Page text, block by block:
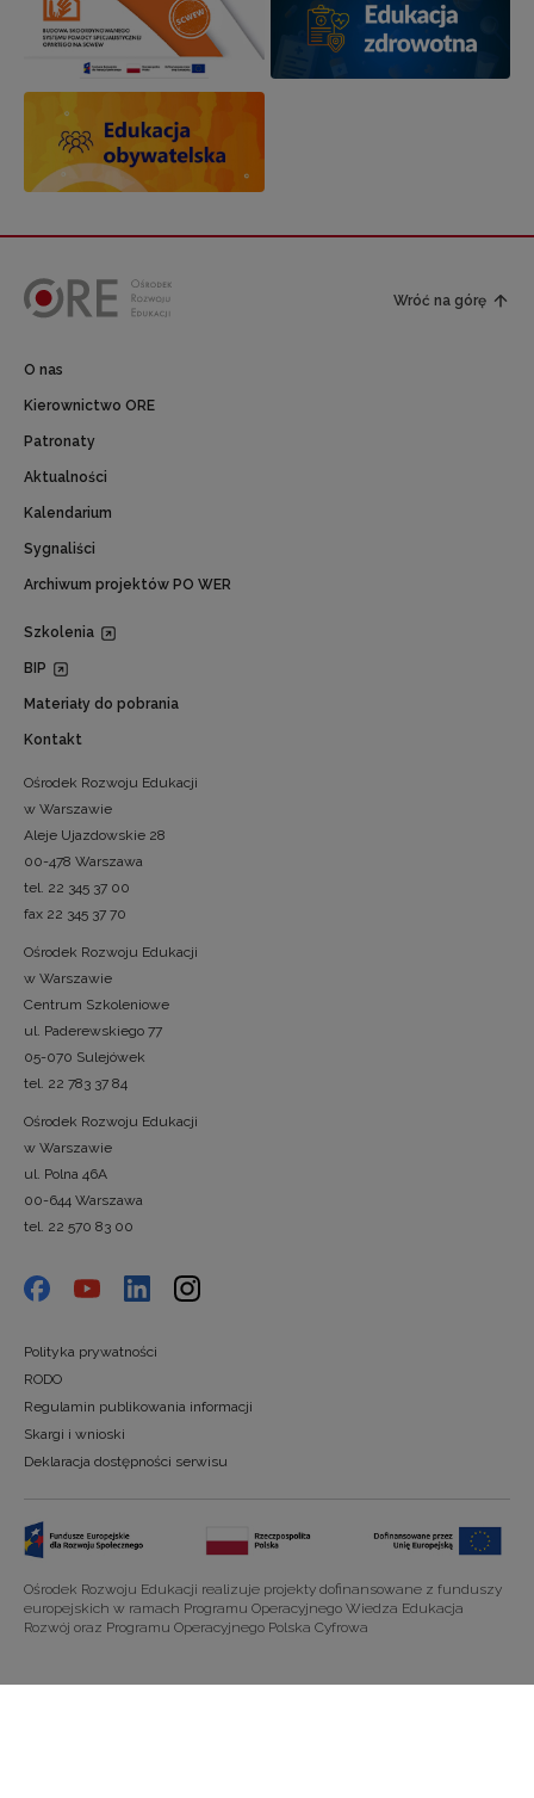
Wróć na górę
O nas
Kierownictwo ORE
Patronaty
Aktualności
Kalendarium
Sygnaliści
Archiwum projektów PO WER
Szkolenia
BIP
Materiały do pobrania
Kontakt
Ośrodek Rozwoju Edukacji
w Warszawie
Aleje Ujazdowskie 28
00-478 Warszawa
tel. 22 345 37 00
fax 22 345 37 70
Ośrodek Rozwoju Edukacji
w Warszawie
Centrum Szkoleniowe
ul. Paderewskiego 77
05-070 Sulejówek
tel. 22 783 37 84
Ośrodek Rozwoju Edukacji
w Warszawie
ul. Polna 46A
00-644 Warszawa
tel. 22 570 83 00
Polityka prywatności
RODO
Regulamin publikowania informacji
Skargi i wnioski
Deklaracja dostępności serwisu
Ośrodek Rozwoju Edukacji realizuje projekty dofinansowane z funduszy
europejskich w ramach Programu Operacyjnego Wiedza Edukacja
Rozwój oraz Programu Operacyjnego Polska Cyfrowa